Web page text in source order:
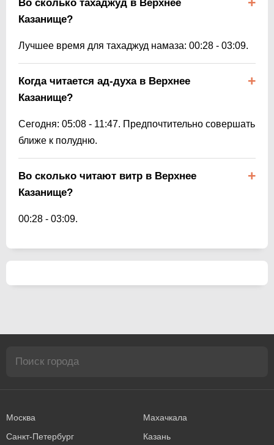
Во сколько тахаджуд в Верхнее
Казанище?
Лучшее время для тахаджуд намаза: 00:28 - 03:09.
Когда читается ад-духа в Верхнее
Казанище?
Сегодня: 05:08 - 11:47. Предпочтительно совершать
ближе к полудню.
Во сколько читают витр в Верхнее
Казанище?
00:28 - 03:09.
Москва
Махачкала
Санкт-Петербург
Казань